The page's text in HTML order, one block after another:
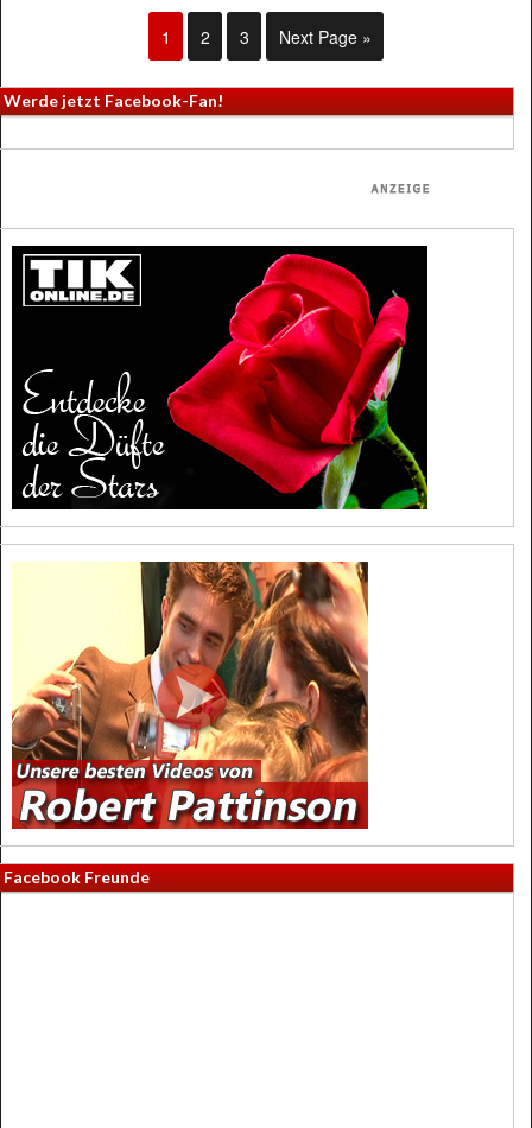
1 2 3 Next Page »
Werde jetzt Facebook-Fan!
Facebook Freunde